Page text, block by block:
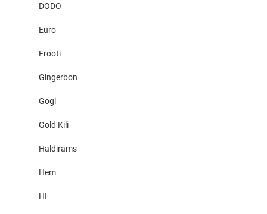
DODO
Euro
Frooti
Gingerbon
Gogi
Gold Kili
Haldirams
Hem
HI